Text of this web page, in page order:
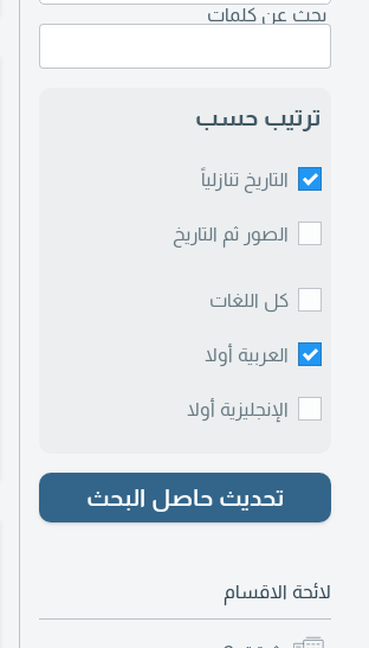
بحث عن كلمات
ترتيب حسب
التاريخ تنازلياً
الصور ثم التاريخ
كل اللغات
العربية أولا
الإنجليزية أولا
تحديث حاصل البحث
لائحة الاقسام